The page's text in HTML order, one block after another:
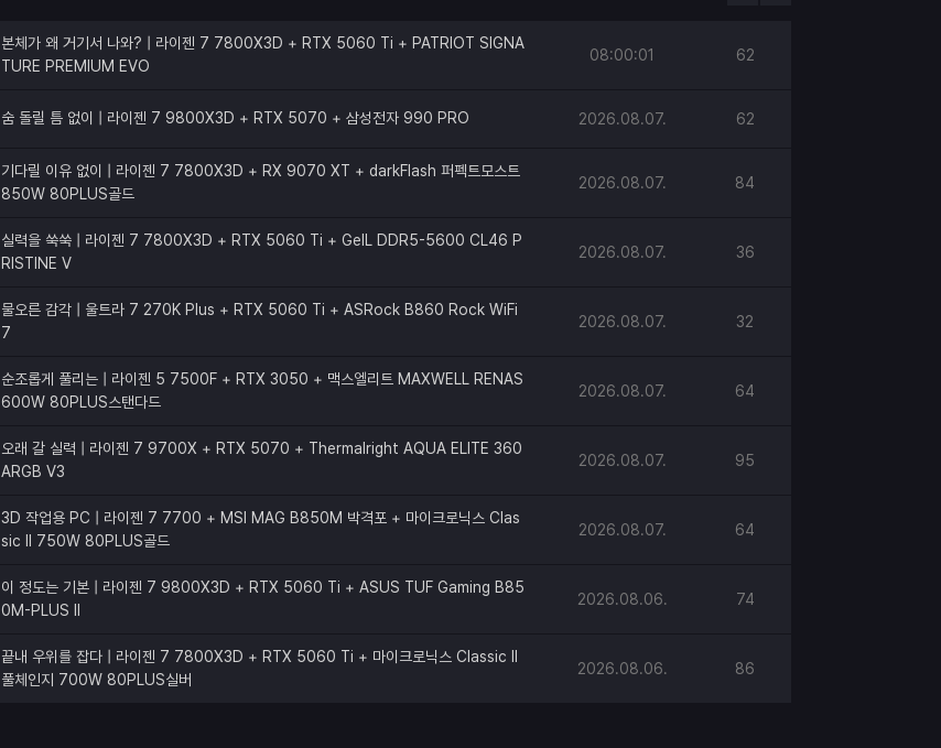
본체가 왜 거기서 나와? | 라이젠 7 7800X3D + RTX 5060 Ti + PATRIOT SIGNA
TURE PREMIUM EVO
08:00:01 62
숨 돌릴 틈 없이 | 라이젠 7 9800X3D + RTX 5070 + 삼성전자 990 PRO 2026.08.07. 62
기다릴 이유 없이 | 라이젠 7 7800X3D + RX 9070 XT + darkFlash 퍼펙트모스트
850W 80PLUS골드
2026.08.07. 84
실력을 쑥쑥 | 라이젠 7 7800X3D + RTX 5060 Ti + GeIL DDR5-5600 CL46 P
RISTINE V
2026.08.07. 36
물오른 감각 | 울트라 7 270K Plus + RTX 5060 Ti + ASRock B860 Rock WiFi
7
2026.08.07. 32
순조롭게 풀리는 | 라이젠 5 7500F + RTX 3050 + 맥스엘리트 MAXWELL RENAS
600W 80PLUS스탠다드
2026.08.07. 64
오래 갈 실력 | 라이젠 7 9700X + RTX 5070 + Thermalright AQUA ELITE 360
ARGB V3
2026.08.07. 95
3D 작업용 PC | 라이젠 7 7700 + MSI MAG B850M 박격포 + 마이크로닉스 Clas
sic II 750W 80PLUS골드
2026.08.07. 64
이 정도는 기본 | 라이젠 7 9800X3D + RTX 5060 Ti + ASUS TUF Gaming B85
0M-PLUS II
2026.08.06. 74
끝내 우위를 잡다 | 라이젠 7 7800X3D + RTX 5060 Ti + 마이크로닉스 Classic II
풀체인지 700W 80PLUS실버
2026.08.06. 86